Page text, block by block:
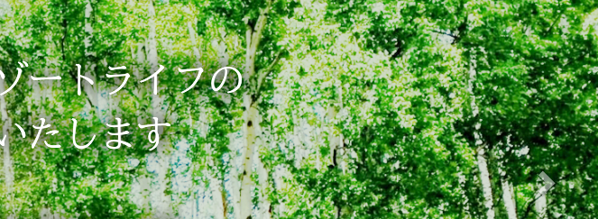
ートライフの
たします
ートライフの
たします